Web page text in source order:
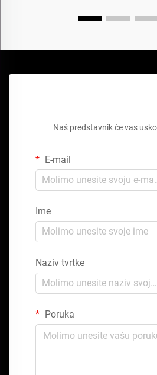
Naš predstavnik će vas
E-mail
Ime
Naziv tvrtke
Poruka